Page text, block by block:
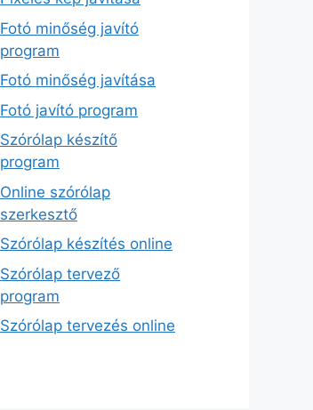
Fotó minőség javító
program
Fotó minőség javítása
Fotó javító program
Szórólap készítő
program
Online szórólap
szerkesztő
Szórólap készítés online
Szórólap tervező
program
Szórólap tervezés online